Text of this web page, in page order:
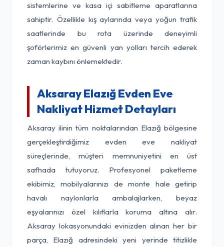
sistemlerine ve kasa içi sabitleme aparatlarına
sahiptir. Özellikle kış aylarında veya yoğun trafik
saatlerinde bu rota üzerinde deneyimli
şoförlerimiz en güvenli yan yolları tercih ederek
zaman kaybını önlemektedir.
Aksaray Elazığ Evden Eve
Nakliyat Hizmet Detayları
Aksaray ilinin tüm noktalarından Elazığ bölgesine
gerçekleştirdiğimiz evden eve nakliyat
süreçlerinde, müşteri memnuniyetini en üst
safhada tutuyoruz. Profesyonel paketleme
ekibimiz, mobilyalarınızı de monte hale getirip
havalı naylonlarla ambalajlarken, beyaz
eşyalarınızı özel kılıflarla koruma altına alır.
Aksaray lokasyonundaki evinizden alınan her bir
parça, Elazığ adresindeki yeni yerinde titizlikle